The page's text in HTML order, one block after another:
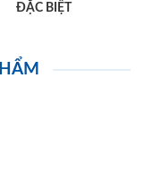
ĐẶC BIỆT